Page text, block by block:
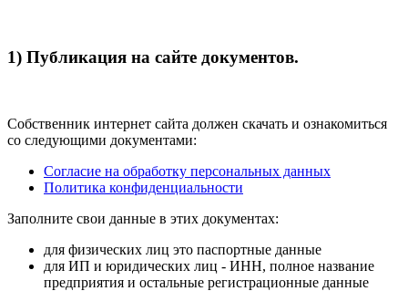
1) Публикация на сайте документов.
Собственник интернет сайта должен скачать и ознакомиться
со следующими документами:
Согласие на обработку персональных данных
Политика конфиденциальности
Заполните свои данные в этих документах:
для физических лиц это паспортные данные
для ИП и юридических лиц - ИНН, полное название
предприятия и остальные регистрационные данные